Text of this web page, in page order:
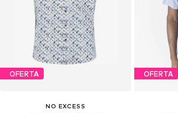
OFERTA
NO EXCESS
OFERTA